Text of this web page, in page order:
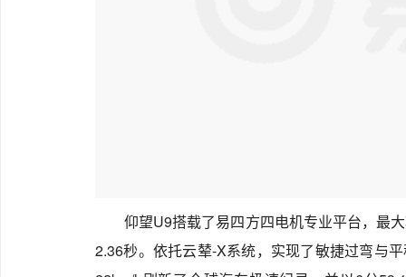
仰望U9搭载了易四方四电机专业平台，最
2.36秒。依托云辇-X系统，实现了敏捷过弯与